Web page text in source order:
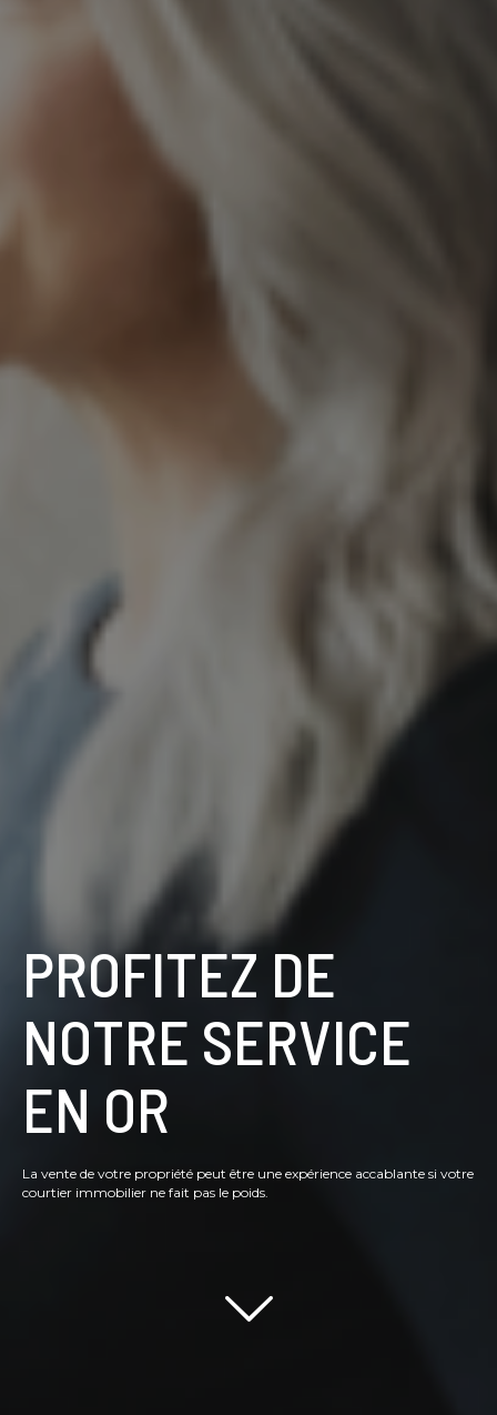
PROFITEZ DE
NOTRE SERVICE
EN OR
La vente de votre propriété peut être une expérience accablante si votre
courtier immobilier ne fait pas le poids.